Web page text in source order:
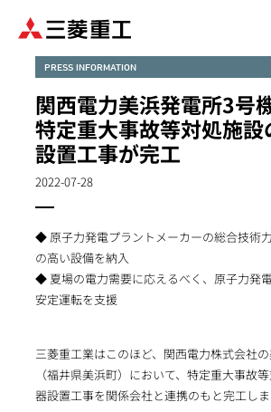
PRESS INFORMATION
関西電力美浜発電所3号
特定重大事故等対処施
設置工事が完工
2022-07-28
◆ 原子力発電プラントメーカーの総合技術
の高い設備を納入
◆ 夏場の電力需要に応えるべく、原子力発
安定運転を支援
三菱重工業はこのほど、関西電力株式会社
（福井県美浜町）において、特定重大事故
器設置工事を関係会社と連携のもと完工しま